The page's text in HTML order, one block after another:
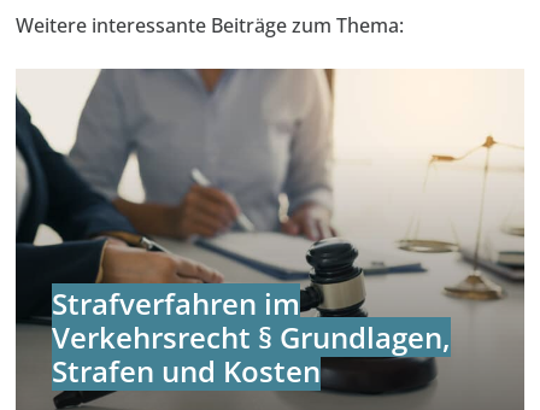
Weitere interessante Beiträge zum Thema:
Strafverfahren im
Verkehrsrecht § Grundlagen,
Strafen und Kosten